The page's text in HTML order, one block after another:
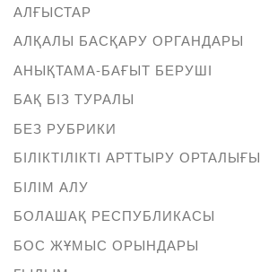
АЛҒЫСТАР
АЛҚАЛЫ БАСҚАРУ ОРГАНДАРЫ
АНЫҚТАМА-БАҒЫТ БЕРУШІ
БАҚ БІЗ ТУРАЛЫ
БЕЗ РУБРИКИ
БІЛІКТІЛІКТІ АРТТЫРУ ОРТАЛЫҒЫ
БІЛІМ АЛУ
БОЛАШАҚ РЕСПУБЛИКАСЫ
БОС ЖҰМЫС ОРЫНДАРЫ